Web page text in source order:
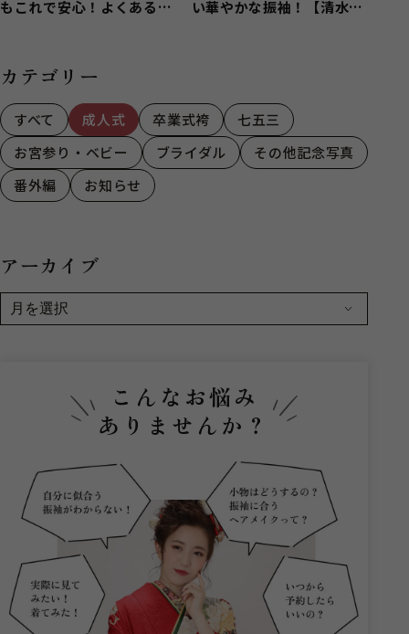
もこれで安心！よくある質
い華やかな振袖！【清水区
カテゴリー
すべて 成人式 卒業式袴
七五三
お宮参り・ベビー
ブライダル
その他記念写真
番外編
お知らせ
アーカイブ
こんなお悩み
ありませんか？